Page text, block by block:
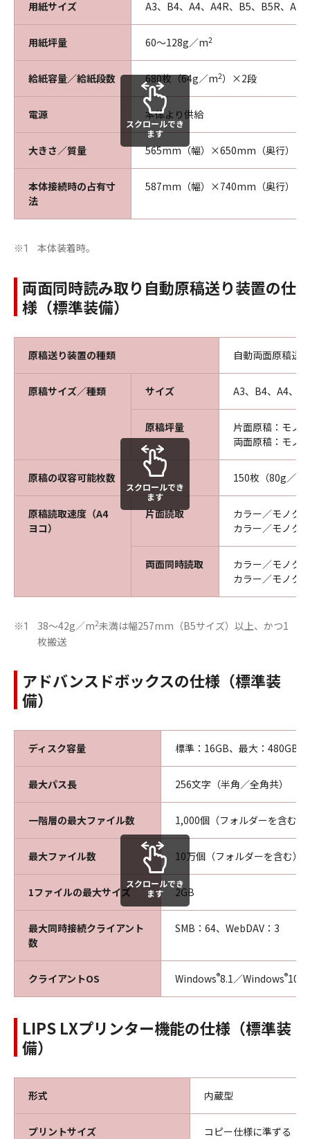
用紙サイズ A3、B4、A4、A4R、B5、B5R、
用紙坪量 60～128g／m2
給紙容量／給紙段数 680枚（64g／m2）×2段
電源 本体より供給
大きさ／質量 565mm（幅）×650mm（奥行）
本体接続時の占有寸
法
587mm（幅）×740mm（奥行）
スクロールでき
ます
※1 本体装着時。
両面同時読み取り自動原稿送り装置の仕
様（標準装備）
原稿送り装置の種類 自動両面原稿送
原稿サイズ／種類 サイズ A3、B4、A4、
原稿坪量
片面原稿：モノ
両面原稿：モノ
原稿の収容可能枚数 150枚（80g／m
原稿読取速度（A4
ヨコ）
片面読取
カラー／モノク
カラー／モノク
両面同時読取
カラー／モノク
カラー／モノク
スクロールでき
ます
※1 38～42g／m2未満は幅257mm（B5サイズ）以上、かつ1
枚搬送
アドバンスドボックスの仕様（標準装
備）
ディスク容量 標準：16GB、最大：480GB
最大パス長 256文字（半角／全角共）
一階層の最大ファイル数 1,000個（フォルダーを含む）
最大ファイル数 10万個（フォルダーを含む）
1ファイルの最大サイズ 2GB
最大同時接続クライアント
数
SMB：64、WebDAV：3
クライアントOS Windows®8.1／Windows®10
スクロールでき
ます
LIPS LXプリンター機能の仕様（標準装
備）
形式 内蔵型
プリントサイズ コピー仕様に準ずる